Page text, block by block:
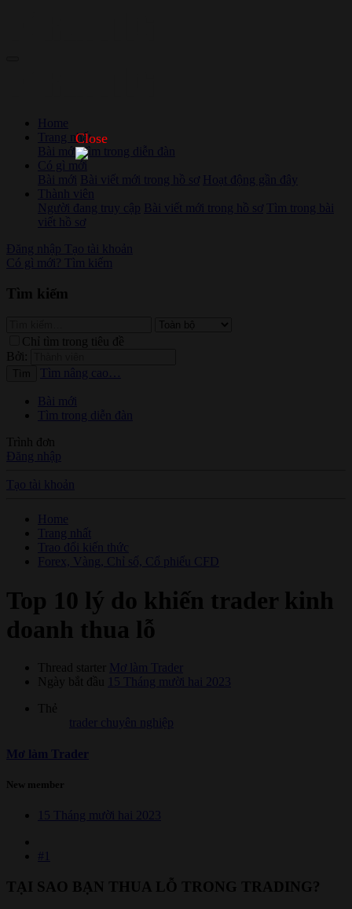
Home
Trang nhất
Bài mới Tìm trong diễn đàn
Có gì mới
Bài mới Bài viết mới trong hồ sơ Hoạt động gần đây
Thành viên
Người đang truy cập Bài viết mới trong hồ sơ Tìm trong bài
viết hồ sơ
Đăng nhập Tạo tài khoản
Có gì mới? Tìm kiếm
Tìm kiếm
Chỉ tìm trong tiêu đề
Bởi:
Tìm nâng cao…
Bài mới
Tìm trong diễn đàn
Trình đơn
Đăng nhập
Tạo tài khoản
Home
Trang nhất
Trao đổi kiến thức
Forex, Vàng, Chỉ số, Cổ phiếu CFD
Top 10 lý do khiến trader kinh
doanh thua lỗ
Thread starter
Mơ làm Trader
Ngày bắt đầu
15 Tháng mười hai 2023
Thẻ
trader chuyên nghiệp
Mơ làm Trader
New member
15 Tháng mười hai 2023
#1
TẠI SAO BẠN THUA LỖ TRONG TRADING?​
Close